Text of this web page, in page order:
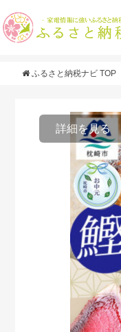
ふるさと納税ナビ TOP
詳細を見る